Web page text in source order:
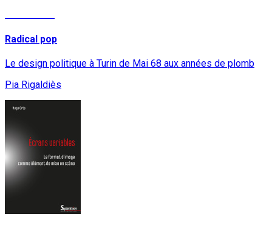
Radical pop
Le design politique à Turin de Mai 68 aux années de plomb
Pia Rigaldiès